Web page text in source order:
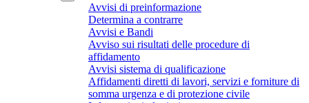
Avvisi di preinformazione
Determina a contrarre
Avvisi e Bandi
Avviso sui risultati delle procedure di
affidamento
Avvisi sistema di qualificazione
Affidamenti diretti di lavori, servizi e forniture di
somma urgenza e di protezione civile